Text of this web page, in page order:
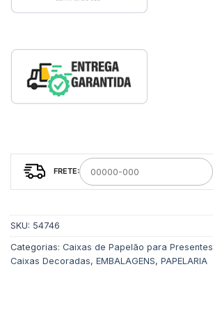
SKU: 54746
Categorias: Caixas de Papelão para Presentes
Caixas Decoradas, EMBALAGENS, PAPELARIA